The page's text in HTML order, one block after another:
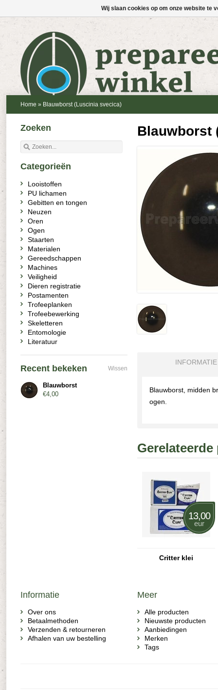
Home » Blauwborst (Luscinia svecica)
Blauwborst
INFORMATIE
Blauwborst, midden
ogen.
13,00
eur
Critter klei
Zoeken
Categorieën
Looistoffen
PU lichamen
Gebitten en tongen
Neuzen
Oren
Ogen
Staarten
Materialen
Gereedschappen
Machines
Veiligheid
Dieren registratie
Postamenten
Trofeeplanken
Trofeebewerking
Skeletteren
Entomologie
Literatuur
Recent bekeken Wissen
Blauwborst
€4,00
Informatie
Over ons
Betaalmethoden
Verzenden & retourneren
Afhalen van uw bestelling
Meer
Alle producten
Nieuwste producten
Aanbiedingen
Merken
Tags
Wij slaan cookies op om onze website te